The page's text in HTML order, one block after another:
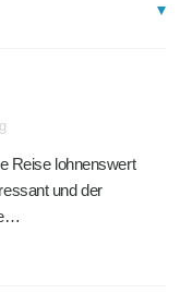
Reise lohnenswert
und der